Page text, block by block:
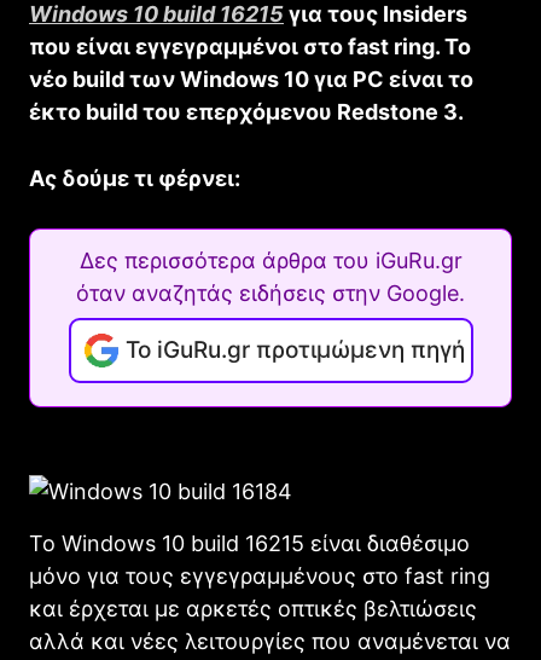
Windows 10 build 16215για τους Insiders
που είναι εγγεγραμμένοι στο fast ring. Το
νέο build των Windows 10 για PC είναι το
έκτο build του επερχόμενου Redstone 3.
Ας δούμε τι φέρνει:
Δες περισσότερα άρθρα του iGuRu.gr
όταν αναζητάς ειδήσεις στην Google.
Το iGuRu.gr προτιμώμενη πηγή
Το Windows 10 build 16215 είναι διαθέσιμο
μόνο για τους εγγεγραμμένους στο fast ring
και έρχεται με αρκετές οπτικές βελτιώσεις
αλλά και νέες λειτουργίες που αναμένεται να